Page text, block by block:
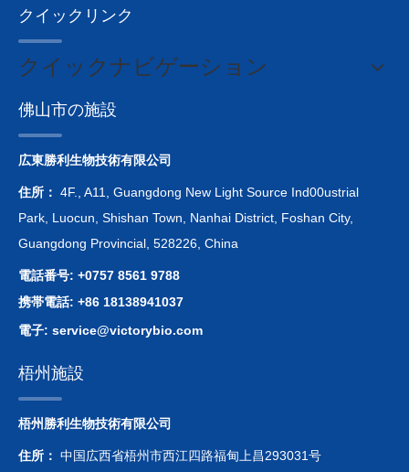
クイックリンク
クイックナビゲーション
佛山市の施設
広東勝利生物技術有限公司
住所： 4F., A11, Guangdong New Light Source Ind00ustrial
Park, Luocun, Shishan Town, Nanhai District, Foshan City,
Guangdong Provincial, 528226, China
電話番号: +0757 8561 9788
携帯電話: +86 18138941037
電子: service@victorybio.com
梧州施設
梧州勝利生物技術有限公司
住所： 中国広西省梧州市西江四路福甸上昌293031号